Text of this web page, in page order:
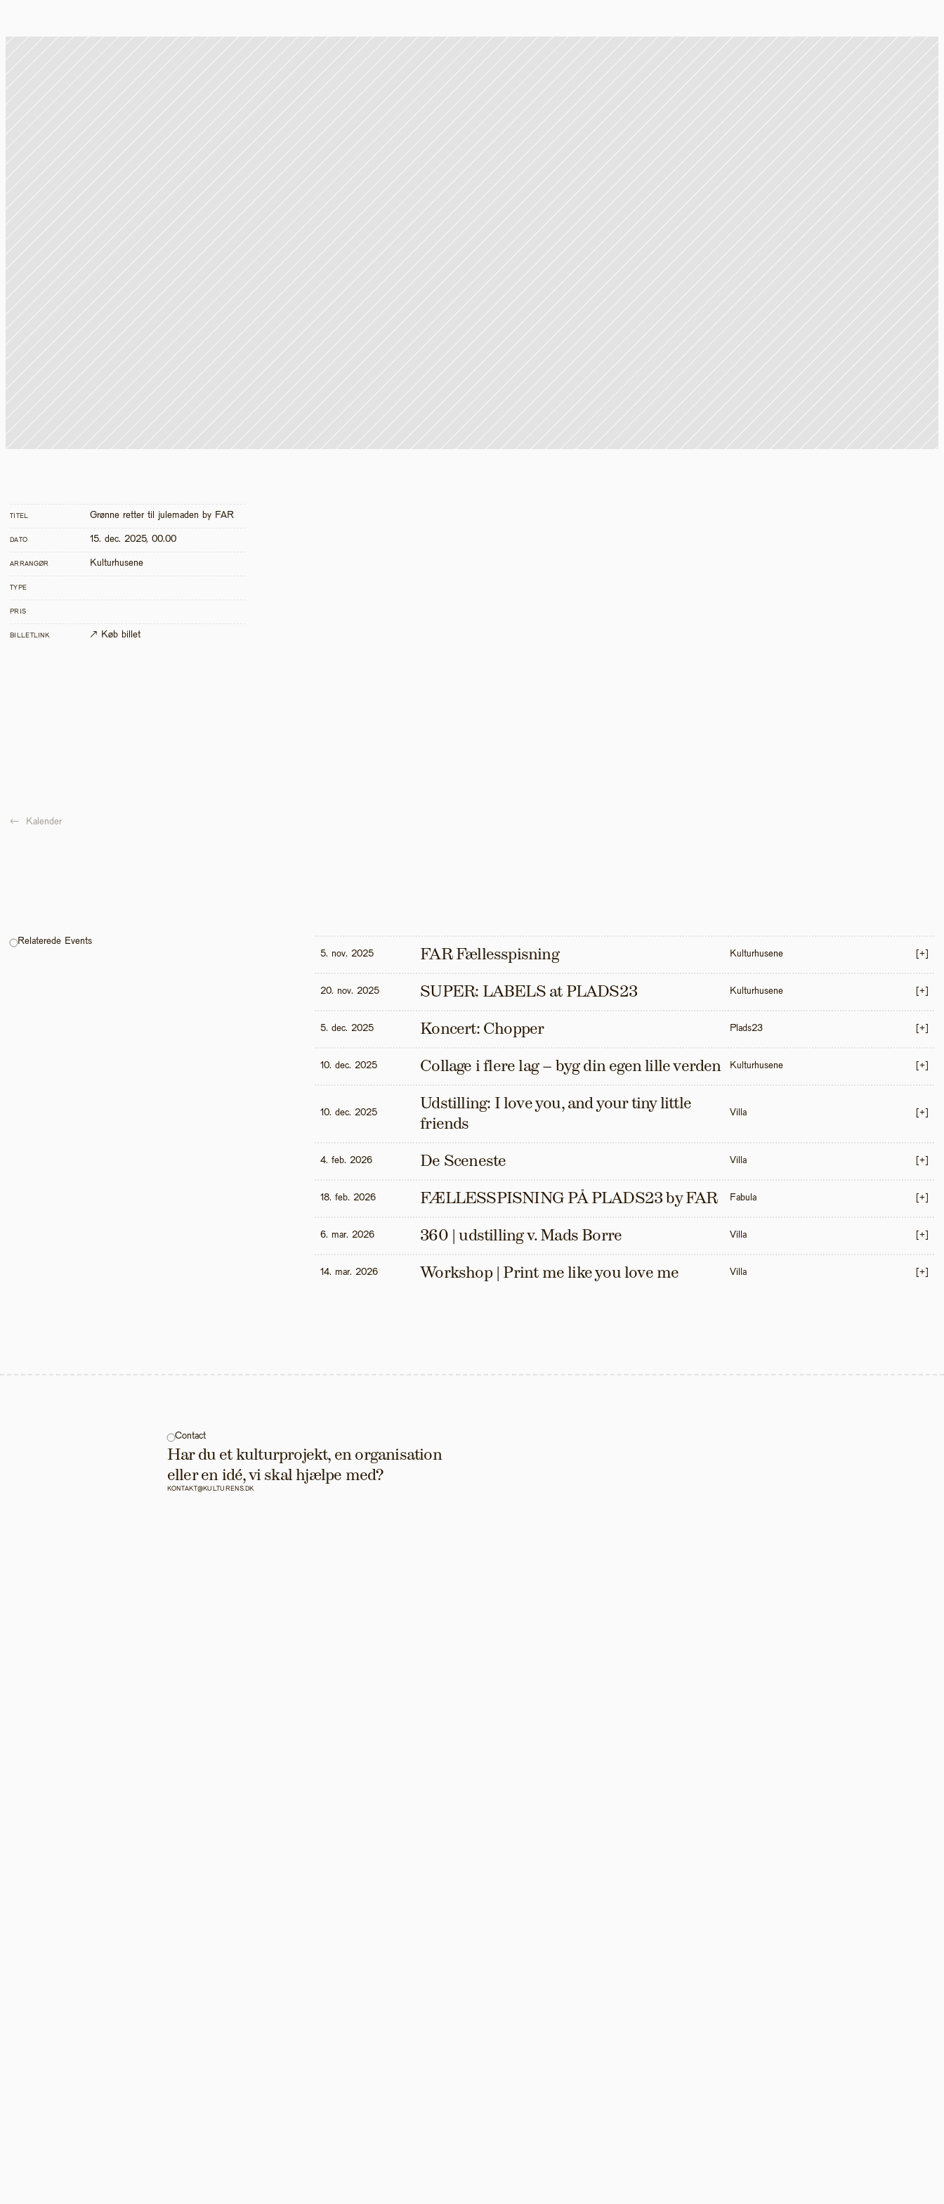
TITEL Grønne retter til julemaden by FAR
DATO 15. dec. 2025, 00.00
ARRANGØR Kulturhusene
TYPE
PRIS
BILLETLINK ↗ Køb billet
← Kalender
Relaterede Events
5. nov. 2025
FAR Fællesspisning Kulturhusene [+]
20. nov. 2025 SUPER: LABELS at PLADS23 Kulturhusene [+]
5. dec. 2025 Koncert: Chopper Plads23 [+]
10. dec. 2025 Collage i flere lag – byg din egen lille verden Kulturhusene [+]
10. dec. 2025
Udstilling: I love you, and your tiny little
friends
Villa [+]
4. feb. 2026 De Sceneste Villa [+]
18. feb. 2026 FÆLLESSPISNING PÅ PLADS23 by FAR Fabula [+]
6. mar. 2026 360 | udstilling v. Mads Borre Villa [+]
14. mar. 2026 Workshop | Print me like you love me Villa [+]
KONTAKT@KULTURENS.DK
Har du et kulturprojekt, en organisation
eller en idé, vi skal hjælpe med?
Contact